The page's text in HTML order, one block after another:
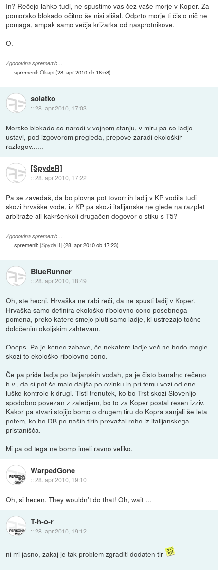
In? Rečejo lahko tudi, ne spustimo vas čez vaše morje v Koper. Za
pomorsko blokado očitno še nisi slišal. Odprto morje ti čisto nič ne
pomaga, ampak samo večja križarka od nasprotnikove.
O.
Zgodovina sprememb…
spremenil:Okapi(28. apr 2010 ob 16:58)
solatko
::28. apr 2010, 17:03
Morsko blokado se naredi v vojnem stanju, v miru pa se ladje
ustavi, pod izgovorom pregleda, prepove zaradi ekoloških
razlogov......
[SpydeR]
::28. apr 2010, 17:22
Pa se zavedaš, da bo plovna pot tovornih ladij v KP vodila tudi
skozi hrvaške vode, iz KP pa skozi italijanske ne glede na razplet
arbitraže ali kakršenkoli drugačen dogovor o stiku s T5?
Zgodovina sprememb…
spremenil:[SpydeR](28. apr 2010 ob 17:23)
BlueRunner
::28. apr 2010, 18:49
Oh, ste hecni. Hrvaška ne rabi reči, da ne spusti ladij v Koper.
Hrvaška samo definira ekološko ribolovno cono posebnega
pomena, preko katere smejo pluti samo ladje, ki ustrezajo točno
določenim okoljskim zahtevam.
Ooops. Pa je konec zabave, če nekatere ladje več ne bodo mogle
skozi to ekološko ribolovno cono.
Če pa pride ladja po italjanskih vodah, pa je čisto banalno rečeno
b.v., da si pot še malo daljša po ovinku in pri temu vozi od ene
luške kontrole k drugi. Tisti trenutek, ko bo Trst skozi Slovenijo
spodobno povezan z zaledjem, bo to za Koper postal resen izziv.
Kakor pa stvari stojijo bomo o drugem tiru do Kopra sanjali še leta
potem, ko bo DB po naših tirih prevažal robo iz italijanskega
pristanišča.
Mi pa od tega ne bomo imeli ravno veliko.
WarpedGone
::28. apr 2010, 19:10
Oh, si hecen. They wouldn't do that! Oh, wait ...
T-h-o-r
::28. apr 2010, 19:12
ni mi jasno, zakaj je tak problem zgraditi dodaten tir